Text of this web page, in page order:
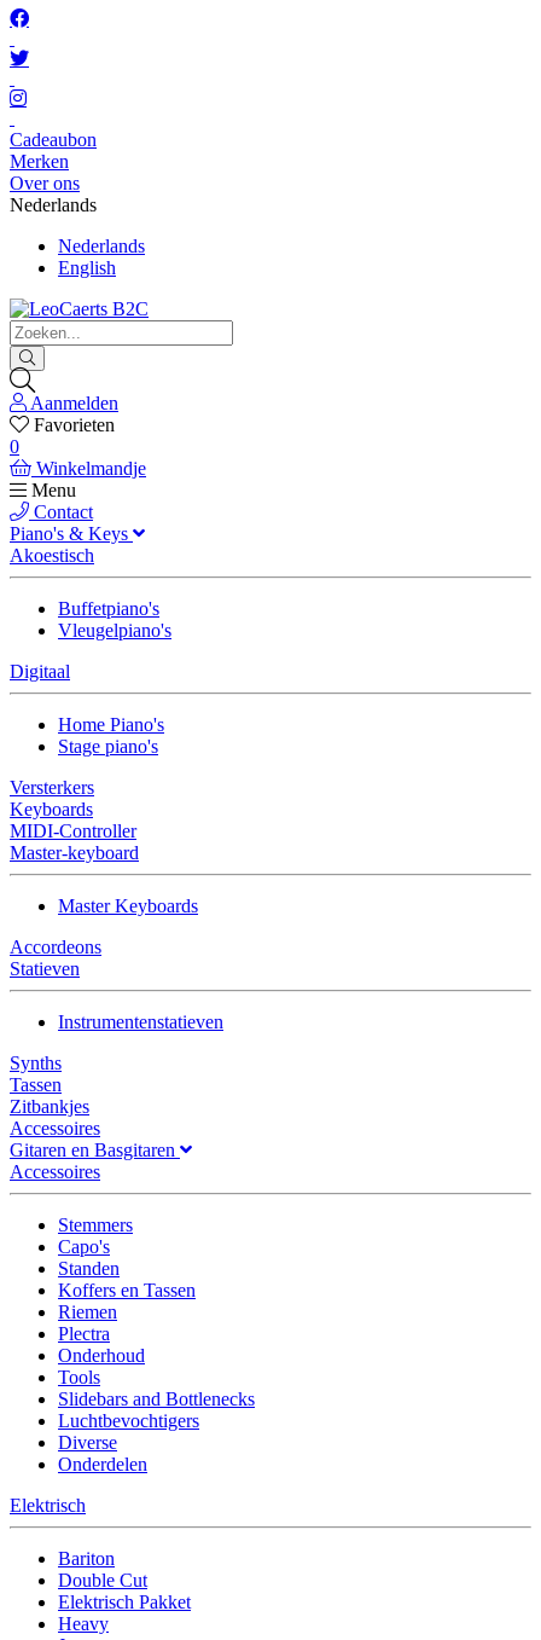
Cadeaubon
Merken
Over ons
Nederlands
Nederlands
English
Aanmelden
Favorieten
0
Winkelmandje
Menu
Contact
Piano's & Keys
Akoestisch
Buffetpiano's
Vleugelpiano's
Digitaal
Home Piano's
Stage piano's
Versterkers
Keyboards
MIDI-Controller
Master-keyboard
Master Keyboards
Accordeons
Statieven
Instrumentenstatieven
Synths
Tassen
Zitbankjes
Accessoires
Gitaren en Basgitaren
Accessoires
Stemmers
Capo's
Standen
Koffers en Tassen
Riemen
Plectra
Onderhoud
Tools
Slidebars and Bottlenecks
Luchtbevochtigers
Diverse
Onderdelen
Elektrisch
Bariton
Double Cut
Elektrisch Pakket
Heavy